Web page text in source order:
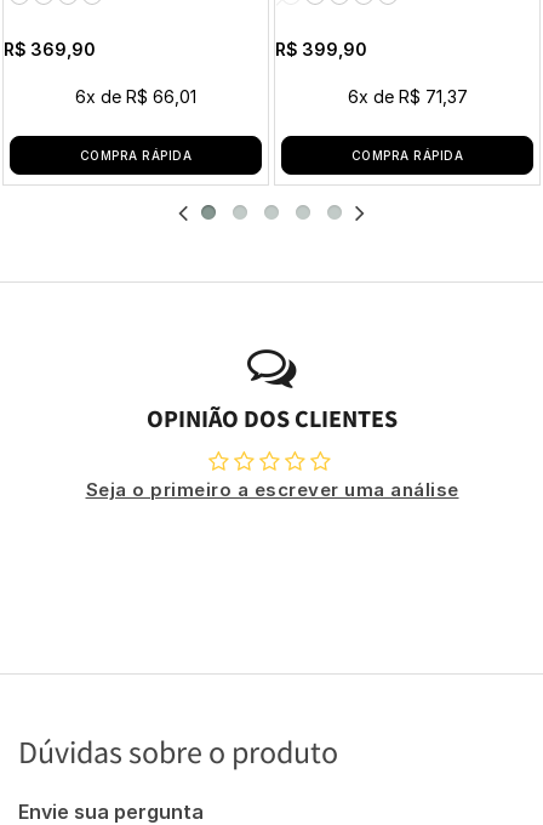
R$ 369,90
6x de R$ 66,01
COMPRA RÁPIDA
R$ 399,90
6x de R$ 71,37
COMPRA RÁPIDA
OPINIÃO DOS CLIENTES
Seja o primeiro a escrever uma análise
Dúvidas sobre o produto
Envie sua pergunta